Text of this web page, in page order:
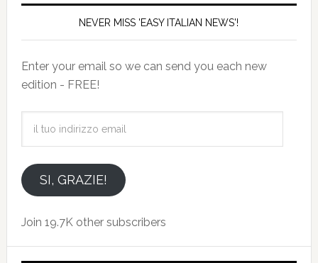
NEVER MISS 'EASY ITALIAN NEWS'!
Enter your email so we can send you each new
edition - FREE!
emailSI, GRAZIE!
Join 19.7K other subscribers